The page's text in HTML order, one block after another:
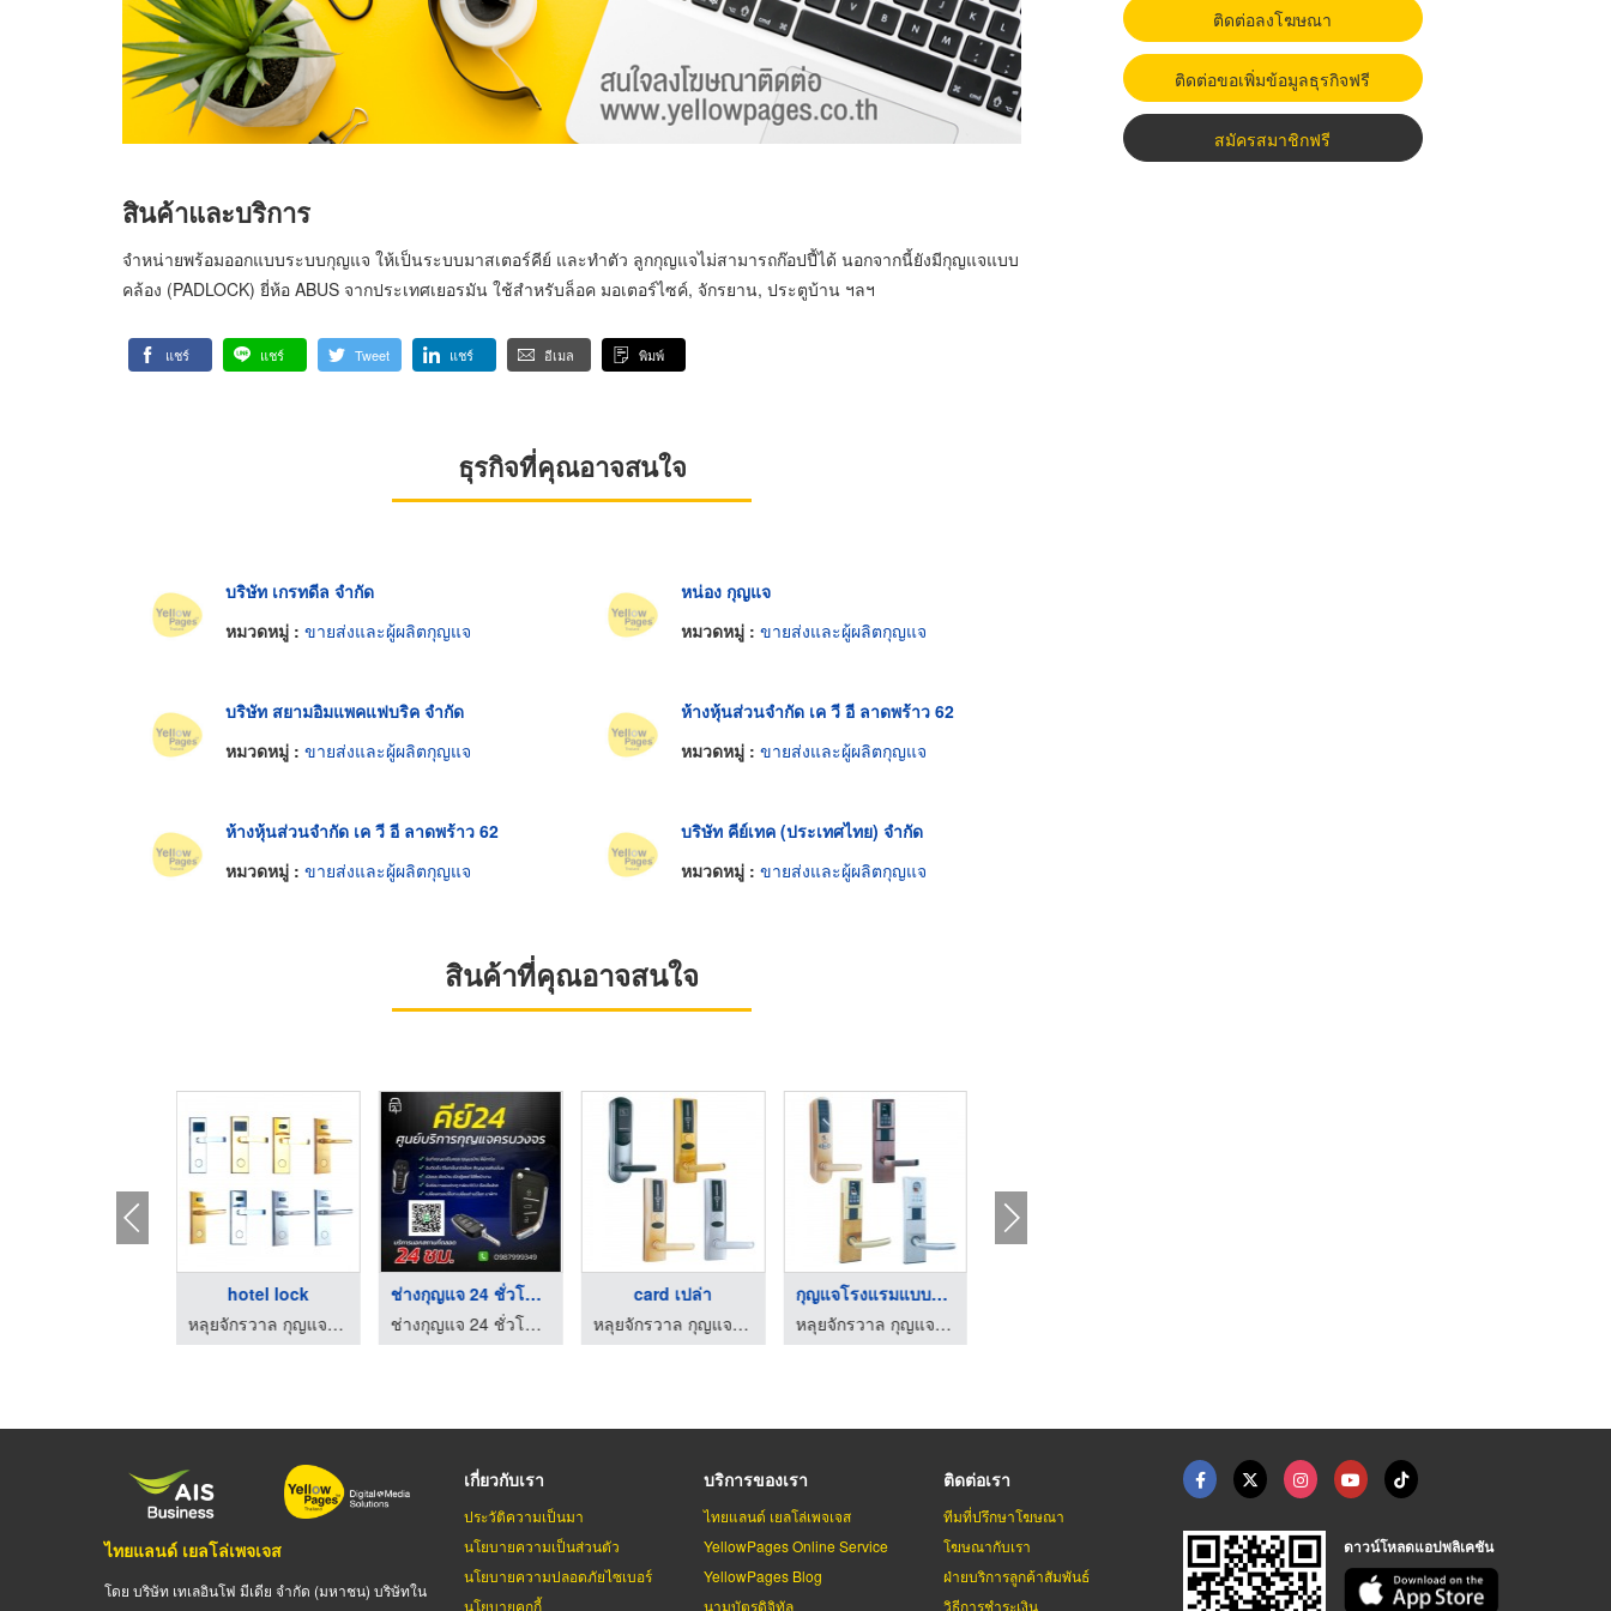
สินค้าและบริการ
จำหน่ายพร้อมออกแบบระบบกุญแจ ให้เป็นระบบมาสเตอร์คีย์ และทำตัว ลูกกุญแจไม่สามารถก๊อปปี้ได้ นอกจากนี้ยังมีกุญแจแบบ
คล้อง (PADLOCK) ยี่ห้อ ABUS จากประเทศเยอรมัน ใช้สำหรับล็อค มอเตอร์ไซค์, จักรยาน, ประตูบ้าน ฯลฯ
แชร์ แชร์ Tweet แชร์ อีเมล พิมพ์
ธุรกิจที่คุณอาจสนใจ
บริษัท เกรทดีล จำกัด
หมวดหมู่ : ขายส่งและผู้ผลิตกุญแจ
หน่อง กุญแจ
หมวดหมู่ : ขายส่งและผู้ผลิตกุญแจ
บริษัท สยามอิมแพคแฟบริค จำกัด
หมวดหมู่ : ขายส่งและผู้ผลิตกุญแจ
ห้างหุ้นส่วนจำกัด เค วี อี ลาดพร้าว 62
หมวดหมู่ : ขายส่งและผู้ผลิตกุญแจ
ห้างหุ้นส่วนจำกัด เค วี อี ลาดพร้าว 62
หมวดหมู่ : ขายส่งและผู้ผลิตกุญแจ
บริษัท คีย์เทค (ประเทศไทย) จำกัด
หมวดหมู่ : ขายส่งและผู้ผลิตกุญแจ
สินค้าที่คุณอาจสนใจ
hotel lock
หลุยจักรวาล กุญแจโรงแรม
ช่างกุญแจ 24 ชั่วโมง ...
ช่างกุญแจ 24 ชั่วโมง ชลบุรี - คีย์ 24
card เปล่า
หลุยจักรวาล กุญแจโรงแรม
กุญแจโรงแรมแบบใส่รหั ...
หลุยจักรวาล กุญแจโรงแรม
ติดต่อลงโฆษณา
ติดต่อขอเพิ่มข้อมูลธุรกิจฟรี
สมัครสมาชิกฟรี
ไทยแลนด์ เยลโล่เพจเจส
โดย บริษัท เทเลอินโฟ มีเดีย จำกัด (มหาชน) บริษัทใน
เกี่ยวกับเรา
ประวัติความเป็นมา
นโยบายความเป็นส่วนตัว
นโยบายความปลอดภัยไซเบอร์
นโยบายคุกกี้
บริการของเรา
ไทยแลนด์ เยลโล่เพจเจส
YellowPages Online Service
YellowPages Blog
นามบัตรดิจิทัล
ติดต่อเรา
ทีมที่ปรึกษาโฆษณา
โฆษณากับเรา
ฝ่ายบริการลูกค้าสัมพันธ์
วิธีการชำระเงิน
ดาวน์โหลดแอปพลิเคชัน